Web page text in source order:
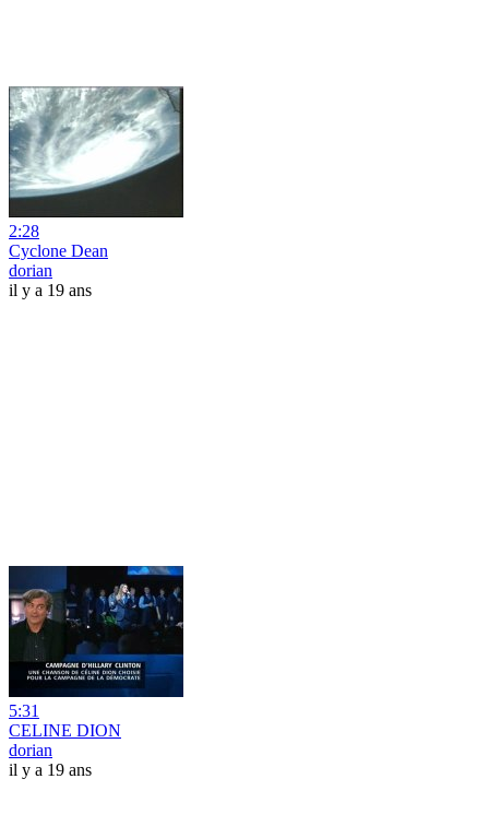
2:28
Cyclone Dean
dorian
il y a 19 ans
5:31
CELINE DION
dorian
il y a 19 ans